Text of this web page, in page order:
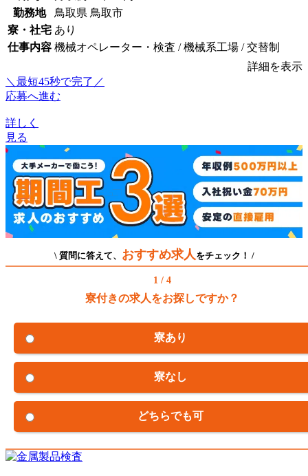
勤務地
鳥取県 鳥取市
寮・社宅 あり
仕事内容 機械オペレーター・検査 / 機械系工場 / 交替制
詳細を表示
＼最短45秒で完了／
応募へ進む
詳しく
見る
\ 質問に答えて、 おすすめ求人 をチェック！ /
1 / 4
寮付きの求人をお探しですか？
寮あり
寮なし
どちらでも可